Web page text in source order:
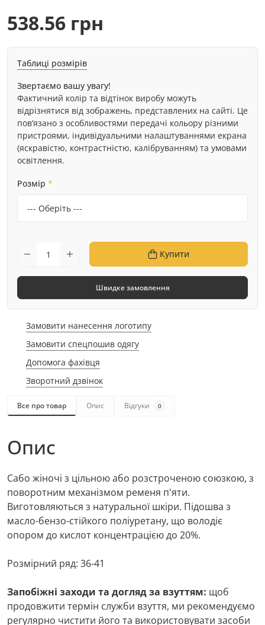
538.56 грн
Таблиці розмірів
Звертаємо вашу увагу!
Фактичний колір та відтінок виробу можуть
відрізнятися від зображень, представлених на сайті. Це
пов’язано з особливостями передачі кольору різними
пристроями, індивідуальними налаштуваннями екрана
(яскравістю, контрастністю, калібруванням) та умовами
освітлення.
Розмір *
Купити
Швидке замовлення
Замовити нанесення логотипу
Замовити спецпошив одягу
Допомога фахівця
Зворотний дзвінок
Все про товар Опис Відгуки 0
Опис
Сабо жіночі з цільною або розстроченою союзкою, з
поворотним механізмом ременя п'яти.
Виготовляються з натуральної шкіри. Підошва з
масло-бензо-стійкого поліуретану, що володіє
опором до кислот концентрацією до 20%.
Розмірний ряд: 36-41
Запобіжні заходи та догляд за взуттям: щоб
продовжити термін служби взуття, ми рекомендуємо
регулярно чистити його та використовувати засоби